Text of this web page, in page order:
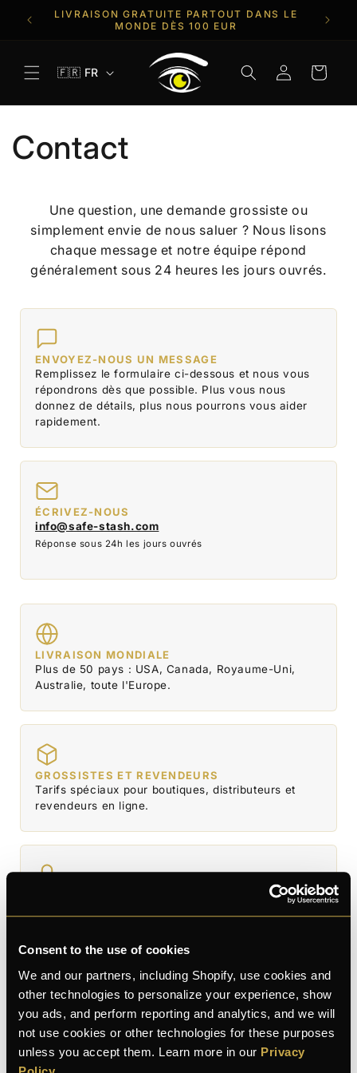
Consent to the use of cookies
We and our partners, including Shopify, use cookies and
other technologies to personalize your experience, show
you ads, and perform reporting and analytics, and we will
not use cookies or other technologies for these purposes
unless you accept them. Learn more in our Privacy
passerLIVRAISON GRATUITE PARTOUT DANS LE
MONDE DÈS 100 EUR
n
u
🇫🇷 FR ConnexionPanier
Contact
Une question, une demande grossiste ou
simplement envie de nous saluer ? Nous lisons
chaque message et notre équipe répond
généralement sous 24 heures les jours ouvrés.
ENVOYEZ-NOUS UN MESSAGE
Remplissez le formulaire ci-dessous et nous vous
répondrons dès que possible. Plus vous nous
donnez de détails, plus nous pourrons vous aider
rapidement.
ÉCRIVEZ-NOUS
info@safe-stash.com
Réponse sous 24h les jours ouvrés
LIVRAISON MONDIALE
Plus de 50 pays : USA, Canada, Royaume-Uni,
Australie, toute l'Europe.
GROSSISTES ET REVENDEURS
Tarifs spéciaux pour boutiques, distributeurs et
revendeurs en ligne.
AVANT D'ÉCRIRE, CONSULTEZ NOTRE
FAQ
La plupart des questions sur la livraison, les
retours et les produits y sont déjà répondues.